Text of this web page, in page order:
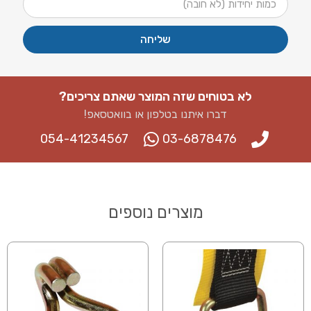
שליחה
לא בטוחים שזה המוצר שאתם צריכים?
דברו איתנו בטלפון או בוואטסאפ​!
03-6878476
054-41234567
מוצרים נוספים